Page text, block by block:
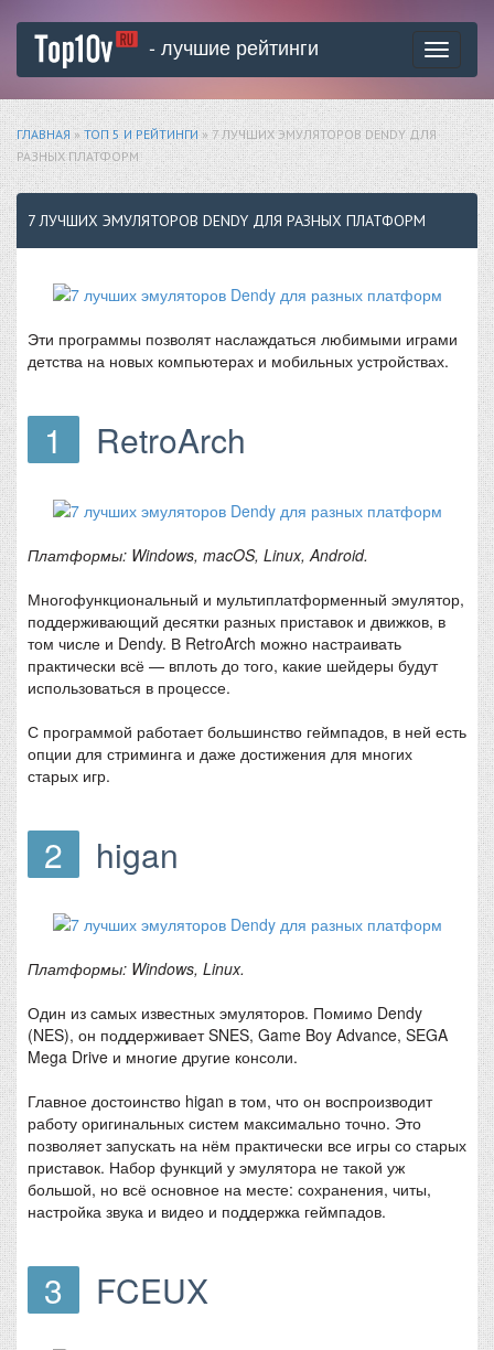
Toggle
- лучшие рейтинги
ГЛАВНАЯ »ТОП 5 И РЕЙТИНГИ» 7 ЛУЧШИХ ЭМУЛЯТОРОВ DENDY ДЛЯ
РАЗНЫХ ПЛАТФОРМ
7 ЛУЧШИХ ЭМУЛЯТОРОВ DENDY ДЛЯ РАЗНЫХ ПЛАТФОРМ
Эти программы позволят наслаждаться любимыми играми
детства на новых компьютерах и мобильных устройствах.
1 RetroArch
Платформы: Windows, macOS, Linux, Android.
Многофункциональный и мультиплатформенный эмулятор,
поддерживающий десятки разных приставок и движков, в
том числе и Dendy. В RetroArch можно настраивать
практически всё — вплоть до того, какие шейдеры будут
использоваться в процессе.
С программой работает большинство геймпадов, в ней есть
опции для стриминга и даже достижения для многих
старых игр.
2 higan
Платформы: Windows, Linux.
Один из самых известных эмуляторов. Помимо Dendy
(NES), он поддерживает SNES, Game Boy Advance, SEGA
Mega Drive и многие другие консоли.
Главное достоинство higan в том, что он воспроизводит
работу оригинальных систем максимально точно. Это
позволяет запускать на нём практически все игры со старых
приставок. Набор функций у эмулятора не такой уж
большой, но всё основное на месте: сохранения, читы,
настройка звука и видео и поддержка геймпадов.
3 FCEUX